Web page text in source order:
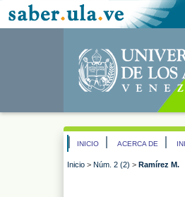
INICIO ACERCA DE
Inicio > Núm. 2 (2) > Ramírez M.